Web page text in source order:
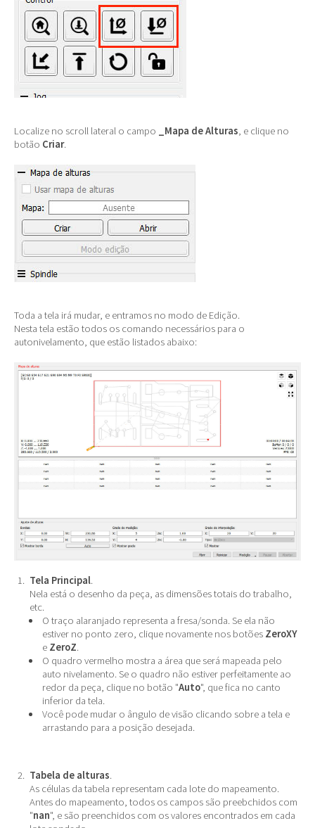
Localize no scroll lateral o campo _Mapa de Alturas, e clique no
botão Criar.
Toda a tela irá mudar, e entramos no modo de Edição.
Nesta tela estão todos os comando necessários para o
autonivelamento, que estão listados abaixo:
Tela Principal.
Nela está o desenho da peça, as dimensões totais do trabalho,
etc.
O traço alaranjado representa a fresa/sonda. Se ela não
estiver no ponto zero, clique novamente nos botões ZeroXY
e ZeroZ.
O quadro vermelho mostra a área que será mapeada pelo
auto nivelamento. Se o quadro não estiver perfeitamente ao
redor da peça, clique no botão "Auto", que fica no canto
inferior da tela.
Você pode mudar o ângulo de visão clicando sobre a tela e
arrastando para a posição desejada.
Tabela de alturas.
As células da tabela representam cada lote do mapeamento.
Antes do mapeamento, todos os campos são preebchidos com
"nan", e são preenchidos com os valores encontrados em cada